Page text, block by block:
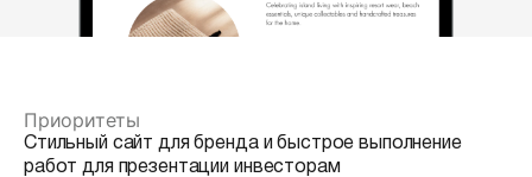
Приоритеты
Стильный сайт для бренда и быстрое выполнение
работ для презентации инвесторам